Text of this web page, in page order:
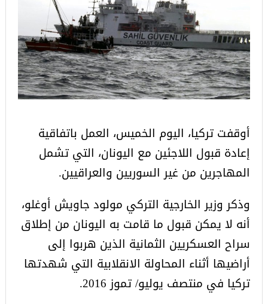
أوقفت تركيا، اليوم الخميس، العمل باتفاقية
إعادة قبول اللاجئين مع اليونان، التي تشمل
المهاجرين من غير السوريين والعراقيين.
وذكر وزير الخارجية التركي مولود جاويش أوغلو،
أنه لا يمكن قبول ما قامت به اليونان من إطلاق
سراح العسكريين الثمانية الذين هربوا إلى
أراضيها أثناء المحاولة الانقلابية التي شهدتها
تركيا في منتصف يوليو/ تموز 2016.